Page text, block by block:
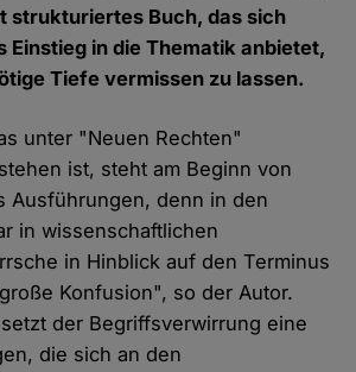
strukturiertes Buch, das sich
Einstieg in die Thematik anbietet,
Tiefe vermissen zu lassen.
unter "Neuen Rechten"
ist, steht am Beginn von
Ausführungen, denn in den
in wissenschaftlichen
in Hinblick auf den Terminus
Konfusion", so der Autor.
der Begriffsverwirrung eine
die sich an den